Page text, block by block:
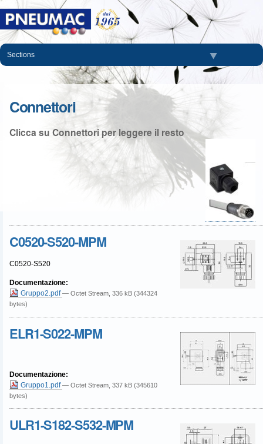
contenuti.
Salta
alla
navigazione
Sections
Connettori
Clicca su Connettori per leggere il resto
C0520-S520-MPM
C0520-S520
Documentazione:
Gruppo2.pdf— Octet Stream, 336 kB (344324
bytes)
ELR1-S022-MPM
Documentazione:
Gruppo1.pdf— Octet Stream, 337 kB (345610
bytes)
ULR1-S182-S532-MPM